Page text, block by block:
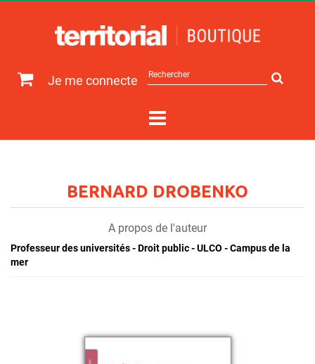
Je me connecte
sur
BERNARD DROBENKO
A propos de l'auteur
Professeur des universités - Droit public - ULCO - Campus de la
mer